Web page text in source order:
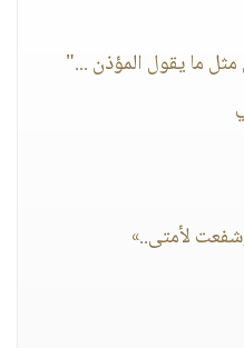
مثل ما يقول المؤذن ..."
لأمتى..»